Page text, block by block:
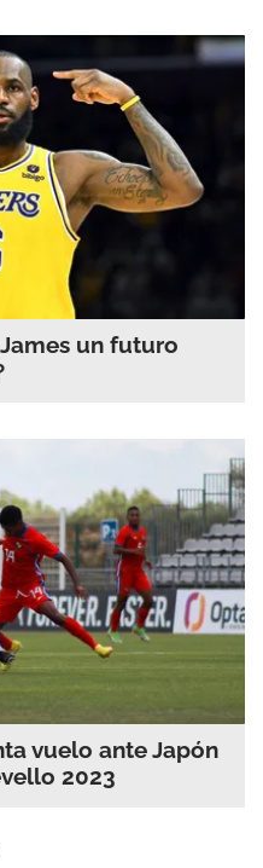
un futuro
vuelo ante Japón
2023